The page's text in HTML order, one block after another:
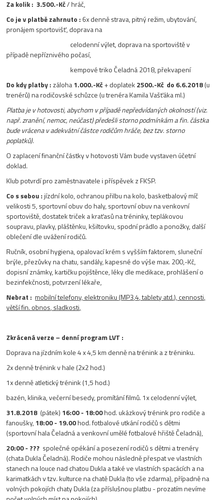
Za kolik : 3.500.-Kč/ hráč,
Co je v platbě zahrnuto : 6x denně strava, pitný režim, ubytování,
pronájem sportovišť, doprava na
celodenní výlet, doprava na sportoviště v
případě nepříznivého počasí,
kempové triko Čeladná 2018, překvapení
Do kdy platby : záloha1.000.-Kč+ doplatek 2500.-Kč do 6.6.2018(u
trenérů) na rodičovské schůzce (u trenéra Kamila Vašťáka ml.)
Platba je v hotovosti, abychom v případě nepředvídaných okolností (viz.
např. zranění, nemoc, neúčast) předešli storno podmínkám a fin. částka
bude vrácena v adekvátní částce rodičům hráče, bez tzv. storno
poplatků).
O zaplacení finanční částky v hotovosti Vám bude vystaven účetní
doklad.
Klub potvrdí pro zaměstnavatele i příspěvek z FKSP.
Co s sebou :jízdní kolo, ochranou přilbu na kolo, basketbalový míč
velikosti 5, sportovní obuv do haly, sportovní obuv na venkovní
sportoviště, dostatek triček a kraťasů na tréninky, teplákovou
soupravu, plavky, pláštěnku, kšiltovku, spodní prádlo a ponožky, další
oblečení dle uvážení rodičů.
Ručník, osobní hygiena, opalovací krém s vyšším faktorem, sluneční
brýle, přezůvky na chatu, sandály, kapesné do výše max. 200,-Kč,
dopisní známky, kartičku pojištěnce, léky dle medikace, prohlášení o
bezinfekčnosti, potvrzení lékaře,
Nebrat :mobilní telefony, elektroniku (MP3,4, tablety atd.), cennosti,
větší fin. obnos, sladkosti,
Zkrácená verze – denní program LVT :
Doprava na jízdním kole 4 x 4,5 km denně na trénink a z tréninku.
2x denně trénink v hale (2x2 hod.)
1x denně atletický trénink (1,5 hod.)
bazén, klinika, večerní besedy, promítání filmů. 1x celodenní výlet,
31.8.2018 (pátek) 16:00 - 18:00hod. ukázkový trénink pro rodiče a
fanoušky,18:00 - 19.00hod. fotbalové utkání rodičů s dětmi
(sportovní hala Čeladná a venkovní umělé fotbalové hřiště Čeladná),
20:00 - ??? společné opékání a posezení rodičů s dětmi a trenéry
(chata Dukla Čeladná). Rodiče mohou následně přespat ve vlastních
stanech na louce nad chatou Dukla a také ve vlastních spacácích a na
karimatkách v tzv. kulturce na chatě Dukla (to vše zdarma), případně na
volných pokojích chaty Dukla (za příslušnou platbu - prozatím nevíme